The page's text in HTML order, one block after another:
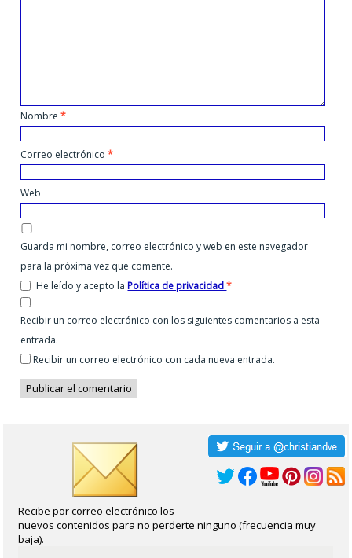
Nombre*
Correo electrónico*
Web
Guarda mi nombre, correo electrónico y web en este navegador
para la próxima vez que comente.
He leído y acepto laPolítica de privacidad*
Recibir un correo electrónico con los siguientes comentarios a esta
entrada.
Recibir un correo electrónico con cada nueva entrada.
Recibe por correo electrónico los
nuevos contenidos para no perderte ninguno (frecuencia muy
baja).